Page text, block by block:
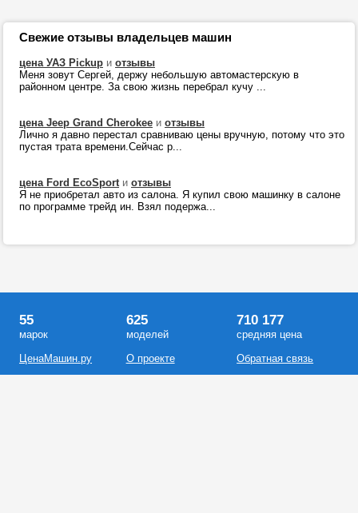
Свежие отзывы владельцев машин
цена УАЗ Pickup и отзывы
Меня зовут Сергей, держу небольшую автомастерскую в
районном центре. За свою жизнь перебрал кучу ...
цена Jeep Grand Cherokee и отзывы
Лично я давно перестал сравниваю цены вручную, потому что это
пустая трата времени.Сейчас р...
цена Ford EcoSportи отзывы
Я не приобретал авто из салона. Я купил свою машинку в салоне
по программе трейд ин. Взял подержа...
55
марок
ЦенаМашин.ру
625
моделей
О проекте
710 177
средняя цена
Обратная связь